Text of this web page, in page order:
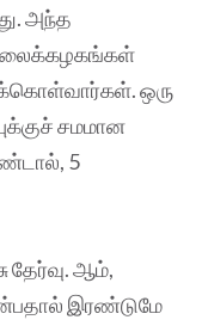
அந்த
ஒரு
சமமான
5
தேர்வு. ஆம்,
இரண்டுமே